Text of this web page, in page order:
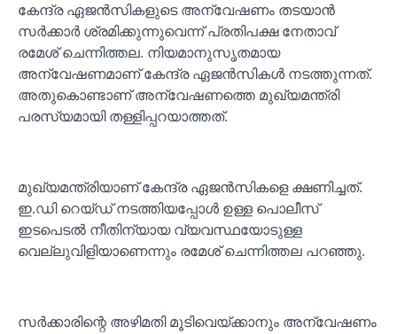
കേന്ദ്ര ഏജന്‍സികളുടെ അന്വേഷണം തടയാന്‍
സര്‍ക്കാര്‍ ശ്രമിക്കുന്നുവെന്ന് പ്രതിപക്ഷ നേതാവ്
രമേശ് ചെന്നിത്തല. നിയമാനുസൃതമായ
അന്വേഷണമാണ് കേന്ദ്ര ഏജന്‍സികള്‍ നടത്തുന്നത്.
അതുകൊണ്ടാണ് അന്വേഷണത്തെ മുഖ്യമന്ത്രി
പരസ്യമായി തള്ളിപ്പറയാത്തത്.
മുഖ്യമന്ത്രിയാണ് കേന്ദ്ര ഏജന്‍സികളെ ക്ഷണിച്ചത്.
ഇ.ഡി റെയ്ഡ് നടത്തിയപ്പോള്‍ ഉള്ള പൊലീസ്
ഇടപെടല്‍ നീതിന്യായ വ്യവസ്ഥയോടുള്ള
വെല്ലുവിളിയാണെന്നും രമേശ് ചെന്നിത്തല പറഞ്ഞു.
സര്‍ക്കാരിന്റെ അഴിമതി മൂടിവെയ്ക്കാനും അന്വേഷണം